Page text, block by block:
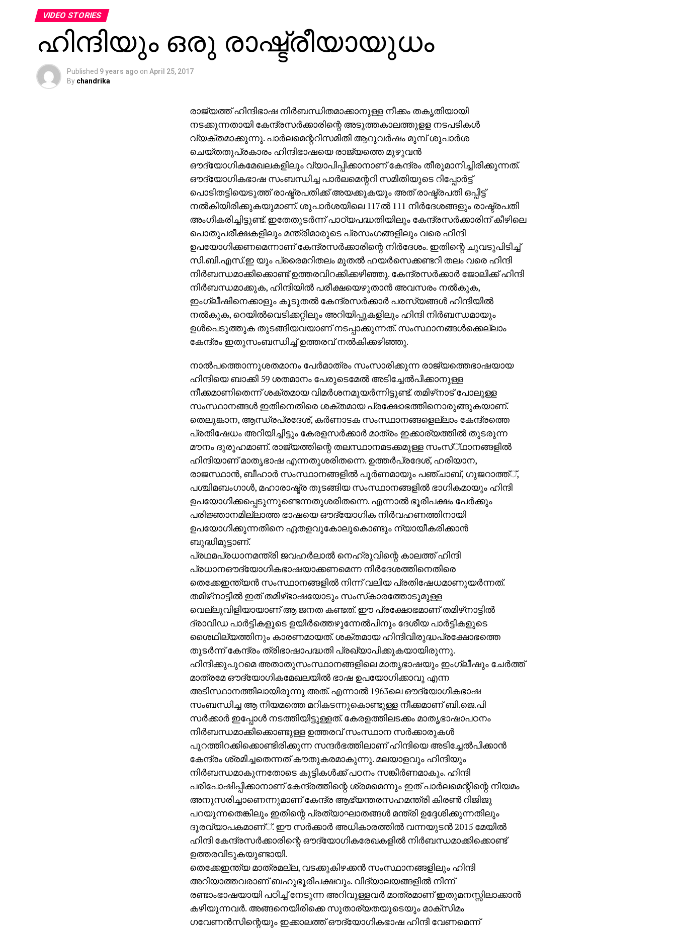
VIDEO STORIES
ഹിന്ദിയും ഒരു രാഷ്ട്രീയായുധം
Published 9 years ago on April 25, 2017
By chandrika
രാജ്യത്ത് ഹിന്ദിഭാഷ നിര്‍ബന്ധിതമാക്കാനുള്ള നീക്കം തകൃതിയായി
നടക്കുന്നതായി കേന്ദ്രസര്‍ക്കാരിന്റെ അടുത്തകാലത്തുളള നടപടികള്‍
വ്യക്തമാക്കുന്നു. പാര്‍ലമെന്ററിസമിതി ആറുവര്‍ഷം മുമ്പ് ശുപാര്‍ശ
ചെയ്തതുപ്രകാരം ഹിന്ദിഭാഷയെ രാജ്യത്തെ മുഴുവന്‍
ഔദ്യോഗികമേഖലകളിലും വ്യാപിപ്പിക്കാനാണ് കേന്ദ്രം തീരുമാനിച്ചിരിക്കുന്നത്.
ഔദ്യോഗികഭാഷ സംബന്ധിച്ച പാര്‍ലമെന്ററി സമിതിയുടെ റിപ്പോര്‍ട്ട്
പൊടിതട്ടിയെടുത്ത് രാഷ്ട്രപതിക്ക് അയക്കുകയും അത് രാഷ്ട്രപതി ഒപ്പിട്ട്
നല്‍കിയിരിക്കുകയുമാണ്. ശുപാര്‍ശയിലെ 117ല്‍ 111 നിര്‍ദേശങ്ങളും രാഷ്ട്രപതി
അംഗീകരിച്ചിട്ടുണ്ട്. ഇതേതുടര്‍ന്ന് പാഠ്യപദ്ധതിയിലും കേന്ദ്രസര്‍ക്കാരിന് കീഴിലെ
പൊതുപരീക്ഷകളിലും മന്ത്രിമാരുടെ പ്രസംഗങ്ങളിലും വരെ ഹിന്ദി
ഉപയോഗിക്കണമെന്നാണ് കേന്ദ്രസര്‍ക്കാരിന്റെ നിര്‍ദേശം. ഇതിന്റെ ചുവടുപിടിച്ച്
സി.ബി.എസ്.ഇ യും പ്രൈമറിതലം മുതല്‍ ഹയര്‍സെക്കണ്ടറി തലം വരെ ഹിന്ദി
നിര്‍ബന്ധമാക്കിക്കൊണ്ട് ഉത്തരവിറക്കിക്കഴിഞ്ഞു. കേന്ദ്രസര്‍ക്കാര്‍ ജോലിക്ക് ഹിന്ദി
നിര്‍ബന്ധമാക്കുക, ഹിന്ദിയില്‍ പരീക്ഷയെഴുതാന്‍ അവസരം നല്‍കുക,
ഇംഗ്ലീഷിനെക്കാളും കൂടുതല്‍ കേന്ദ്രസര്‍ക്കാര്‍ പരസ്യങ്ങള്‍ ഹിന്ദിയില്‍
നല്‍കുക, റെയില്‍വെടിക്കറ്റിലും അറിയിപ്പുകളിലും ഹിന്ദി നിര്‍ബന്ധമായും
ഉള്‍പെടുത്തുക തുടങ്ങിയവയാണ് നടപ്പാക്കുന്നത്. സംസ്ഥാനങ്ങള്‍ക്കെല്ലാം
കേന്ദ്രം ഇതുസംബന്ധിച്ച് ഉത്തരവ് നല്‍കിക്കഴിഞ്ഞു.
നാല്‍പത്തൊന്നുശതമാനം പേര്‍മാത്രം സംസാരിക്കുന്ന രാജ്യത്തെഭാഷയായ
ഹിന്ദിയെ ബാക്കി 59 ശതമാനം പേരുടെമേല്‍ അടിച്ചേല്‍പിക്കാനുള്ള
നീക്കമാണിതെന്ന് ശക്തമായ വിമര്‍ശനമുയര്‍ന്നിട്ടുണ്ട്. തമിഴ്‌നാട് പോലുള്ള
സംസ്ഥാനങ്ങള്‍ ഇതിനെതിരെ ശക്തമായ പ്രക്ഷോഭത്തിനൊരുങ്ങുകയാണ്.
തെലുങ്കാന, ആന്ധ്രപ്രദേശ്, കര്‍ണാടക സംസ്ഥാനങ്ങളെല്ലാം കേന്ദ്രത്തെ
പ്രതിഷേധം അറിയിച്ചിട്ടും കേരളസര്‍ക്കാര്‍ മാത്രം ഇക്കാര്യത്തില്‍ തുടരുന്ന
മൗനം ദുരൂഹമാണ്. രാജ്യത്തിന്റെ തലസ്ഥാനമടക്കമുള്ള സംസ്്ഥാനങ്ങളില്‍
ഹിന്ദിയാണ് മാതൃഭാഷ എന്നതുശരിതന്നെ. ഉത്തര്‍പ്രദേശ്, ഹരിയാന,
രാജസ്ഥാന്‍, ബീഹാര്‍ സംസ്ഥാനങ്ങളില്‍ പൂര്‍ണമായും പഞ്ചാബ്, ഗുജറാത്ത്്,
പശ്ചിമബംഗാള്‍, മഹാരാഷ്ട്ര തുടങ്ങിയ സംസ്ഥാനങ്ങളില്‍ ഭാഗികമായും ഹിന്ദി
ഉപയോഗിക്കപ്പെടുന്നുണ്ടെന്നതുശരിതന്നെ. എന്നാല്‍ ഭൂരിപക്ഷം പേര്‍ക്കും
പരിജ്ഞാനമില്ലാത്ത ഭാഷയെ ഔദ്യോഗിക നിര്‍വഹണത്തിനായി
ഉപയോഗിക്കുന്നതിനെ ഏതളവുകോലുകൊണ്ടും ന്യായീകരിക്കാന്‍
ബുദ്ധിമുട്ടാണ്.
പ്രഥമപ്രധാനമന്ത്രി ജവഹര്‍ലാല്‍ നെഹ്രുവിന്റെ കാലത്ത് ഹിന്ദി
പ്രധാനഔദ്യോഗികഭാഷയാക്കണമെന്ന നിര്‍ദേശത്തിനെതിരെ
തെക്കേഇന്ത്യന്‍ സംസ്ഥാനങ്ങളില്‍ നിന്ന് വലിയ പ്രതിഷേധമാണുയര്‍ന്നത്.
തമിഴ്‌നാട്ടില്‍ ഇത് തമിഴ്ഭാഷയോടും സംസ്‌കാരത്തോടുമുള്ള
വെല്ലുവിളിയായാണ് ആ ജനത കണ്ടത്. ഈ പ്രക്ഷോഭമാണ് തമിഴ്‌നാട്ടില്‍
ദ്രാവിഡ പാര്‍ട്ടികളുടെ ഉയിര്‍ത്തെഴുന്നേല്‍പിനും ദേശീയ പാര്‍ട്ടികളുടെ
ശൈഥില്യത്തിനും കാരണമായത്. ശക്തമായ ഹിന്ദിവിരുദ്ധപ്രക്ഷോഭത്തെ
തുടര്‍ന്ന് കേന്ദ്രം ത്രിഭാഷാപദ്ധതി പ്രഖ്യാപിക്കുകയായിരുന്നു.
ഹിന്ദിക്കുപുറമെ അതാതുസംസ്ഥാനങ്ങളിലെ മാതൃഭാഷയും ഇംഗ്ലീഷും ചേര്‍ത്ത്
മാത്രമേ ഔദ്യോഗികമേഖലയില്‍ ഭാഷ ഉപയോഗിക്കാവൂ എന്ന
അടിസ്ഥാനത്തിലായിരുന്നു അത്. എന്നാല്‍ 1963ലെ ഔദ്യോഗികഭാഷ
സംബന്ധിച്ച ആ നിയമത്തെ മറികടന്നുകൊണ്ടുള്ള നീക്കമാണ് ബി.ജെ.പി
സര്‍ക്കാര്‍ ഇപ്പോള്‍ നടത്തിയിട്ടുള്ളത്. കേരളത്തിലടക്കം മാതൃഭാഷാപഠനം
നിര്‍ബന്ധമാക്കിക്കൊണ്ടുള്ള ഉത്തരവ് സംസ്ഥാന സര്‍ക്കാരുകള്‍
പുറത്തിറക്കിക്കൊണ്ടിരിക്കുന്ന സന്ദര്‍ഭത്തിലാണ് ഹിന്ദിയെ അടിച്ചേല്‍പിക്കാന്‍
കേന്ദ്രം ശ്രമിച്ചതെന്നത് കൗതുകരമാകുന്നു. മലയാളവും ഹിന്ദിയും
നിര്‍ബന്ധമാകുന്നതോടെ കുട്ടികള്‍ക്ക് പഠനം സങ്കീര്‍ണമാകും. ഹിന്ദി
പരിപോഷിപ്പിക്കാനാണ് കേന്ദ്രത്തിന്റെ ശ്രമമെന്നും ഇത് പാര്‍ലമെന്റിന്റെ നിയമം
അനുസരിച്ചാണെന്നുമാണ് കേന്ദ്ര ആഭ്യന്തരസഹമന്ത്രി കിരണ്‍ റിജിജു
പറയുന്നതെങ്കിലും ഇതിന്റെ പ്രത്യാഘാതങ്ങള്‍ മന്ത്രി ഉദ്ദേശിക്കുന്നതിലും
ദൂരവ്യാപകമാണ്്. ഈ സര്‍ക്കാര്‍ അധികാരത്തില്‍ വന്നയുടന്‍ 2015 മേയില്‍
ഹിന്ദി കേന്ദ്രസര്‍ക്കാരിന്റെ ഔദ്യോഗികരേഖകളില്‍ നിര്‍ബന്ധമാക്കിക്കൊണ്ട്
ഉത്തരവിടുകയുണ്ടായി.
തെക്കേഇന്ത്യ മാത്രമല്ല, വടക്കുകിഴക്കന്‍ സംസ്ഥാനങ്ങളിലും ഹിന്ദി
അറിയാത്തവരാണ് ബഹുഭൂരിപക്ഷവും. വിദ്യാലയങ്ങളില്‍ നിന്ന്
രണ്ടാംഭാഷയായി പഠിച്ച് നേടുന്ന അറിവുള്ളവര്‍ മാത്രമാണ് ഇതുമനസ്സിലാക്കാന്‍
കഴിയുന്നവര്‍. അങ്ങനെയിരിക്കെ സുതാര്യതയുടെയും മാക്‌സിമം
ഗവേണന്‍സിന്റെയും ഇക്കാലത്ത് ഔദ്യോഗികഭാഷ ഹിന്ദി വേണമെന്ന്